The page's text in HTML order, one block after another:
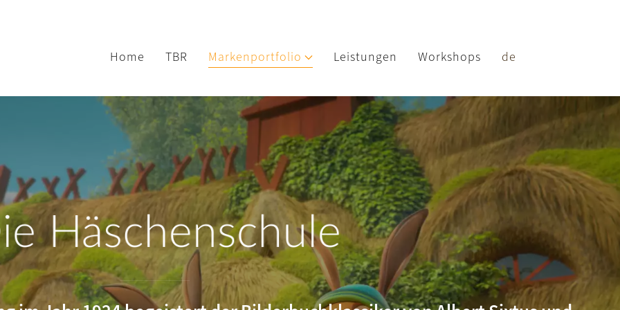
Home TBR Markenportfolio Leistungen Workshops de
Häschenschule